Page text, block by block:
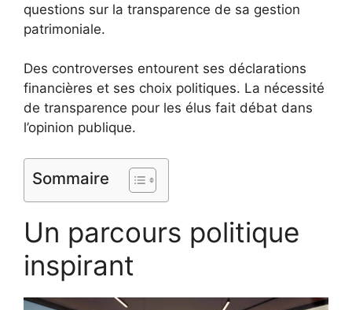
questions sur la transparence de sa gestion
patrimoniale.
Des controverses entourent ses déclarations
financières et ses choix politiques. La nécessité
de transparence pour les élus fait débat dans
l’opinion publique.
Sommaire
Un parcours politique
inspirant